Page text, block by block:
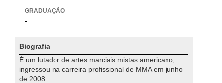
GRADUAÇÃO
-
Biografia
É um lutador de artes marciais mistas americano,
ingressou na carreira profissional de MMA em junho
de 2008.